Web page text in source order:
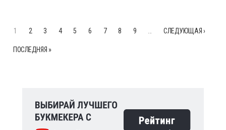
1 2 3 4 5 6 7 8 9 СЛЕДУЮЩАЯ ›
ПОСЛЕДНЯЯ »